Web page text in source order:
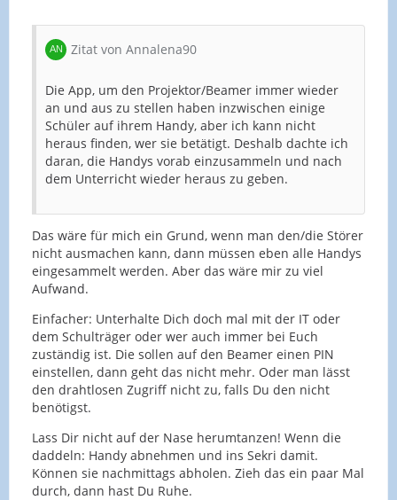
Zitat von Annalena90
Die App, um den Projektor/Beamer immer wieder
an und aus zu stellen haben inzwischen einige
Schüler auf ihrem Handy, aber ich kann nicht
heraus finden, wer sie betätigt. Deshalb dachte ich
daran, die Handys vorab einzusammeln und nach
dem Unterricht wieder heraus zu geben.
Das wäre für mich ein Grund, wenn man den/die Störer
nicht ausmachen kann, dann müssen eben alle Handys
eingesammelt werden. Aber das wäre mir zu viel
Aufwand.
Einfacher: Unterhalte Dich doch mal mit der IT oder
dem Schulträger oder wer auch immer bei Euch
zuständig ist. Die sollen auf den Beamer einen PIN
einstellen, dann geht das nicht mehr. Oder man lässt
den drahtlosen Zugriff nicht zu, falls Du den nicht
benötigst.
Lass Dir nicht auf der Nase herumtanzen! Wenn die
daddeln: Handy abnehmen und ins Sekri damit.
Können sie nachmittags abholen. Zieh das ein paar Mal
durch, dann hast Du Ruhe.